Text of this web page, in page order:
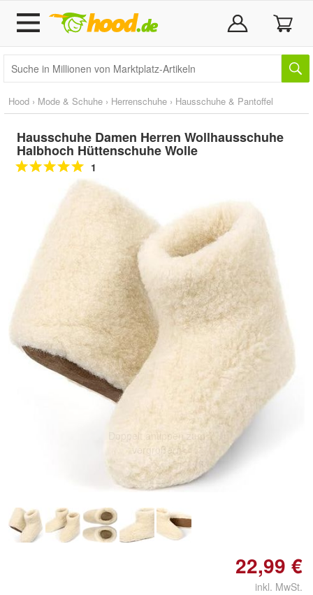
Hood › Mode & Schuhe › Herrenschuhe › Hausschuhe & Pantoffel
Hausschuhe Damen Herren Wollhausschuhe
Halbhoch Hüttenschuhe Wolle
1
Doppelt antippen zum
vergrößern
22,99 €
inkl. MwSt.